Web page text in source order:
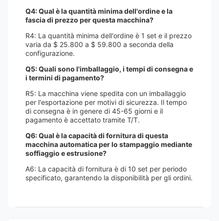
Q4: Qual è la quantità minima dell'ordine e la
fascia di prezzo per questa macchina?
R4: La quantità minima dell'ordine è 1 set e il prezzo
varia da $ 25.800 a $ 59.800 a seconda della
configurazione.
Q5: Quali sono l'imballaggio, i tempi di consegna e
i termini di pagamento?
R5: La macchina viene spedita con un imballaggio
per l'esportazione per motivi di sicurezza. Il tempo
di consegna è in genere di 45-65 giorni e il
pagamento è accettato tramite T/T.
Q6: Qual è la capacità di fornitura di questa
macchina automatica per lo stampaggio mediante
soffiaggio e estrusione?
A6: La capacità di fornitura è di 10 set per periodo
specificato, garantendo la disponibilità per gli ordini.